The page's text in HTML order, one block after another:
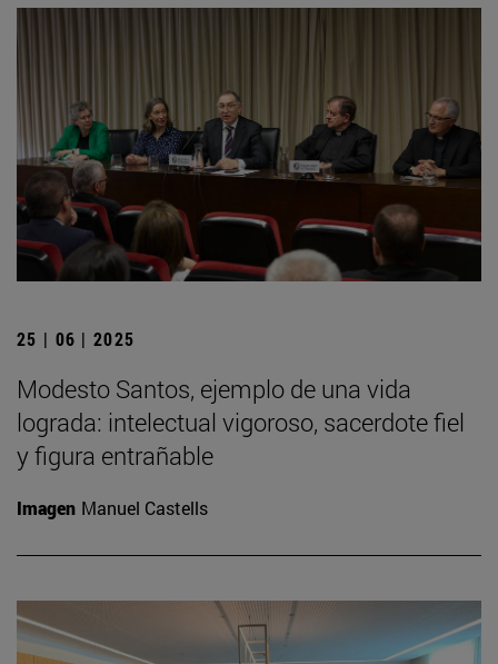
25 | 06 | 2025
Modesto Santos, ejemplo de una vida
lograda: intelectual vigoroso, sacerdote fiel
y figura entrañable
Imagen Manuel Castells